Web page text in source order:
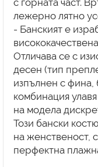
с горната част.
лежерно лятно
- Банският е
Отличава се с
десен (тип
изпълнен с фина,
комбинация
на модела
Този бански
на женственост,
перфектна